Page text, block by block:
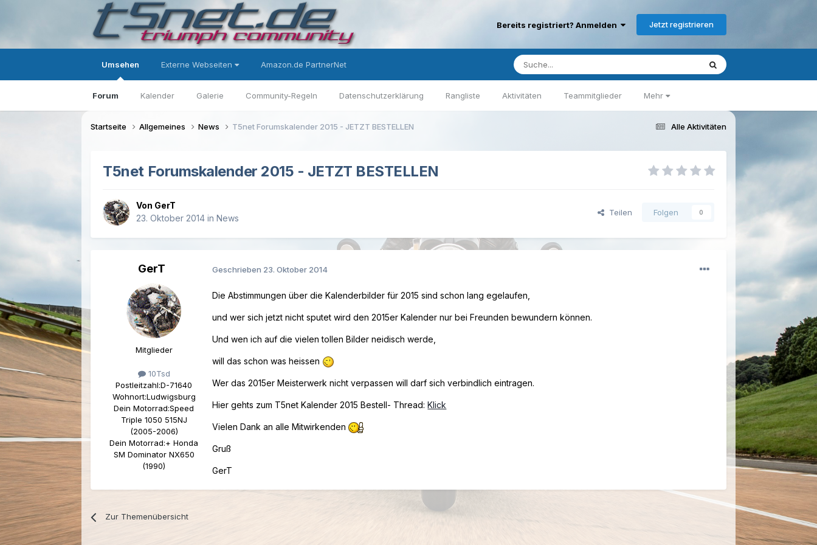
Bereits registriert? Anmelden Jetzt registrieren
Umsehen
Forum Kalender Galerie Community-Regeln Datenschutzerklärung Rangliste Aktivitäten Teammitglieder Mehr
Externe Webseiten Amazon.de PartnerNet
Alle Aktivitäten
Startseite Allgemeines News T5net Forumskalender 2015 - JETZT BESTELLEN
T5net Forumskalender 2015 - JETZT BESTELLEN
Von GerT
23. Oktober 2014 inNews
Teilen Folgen 0
GerT
Mitglieder
10Tsd
Postleitzahl:D-71640
Wohnort:Ludwigsburg
Dein Motorrad:Speed
Triple 1050 515NJ
(2005-2006)
Dein Motorrad:+ Honda
SM Dominator NX650
(1990)
Geschrieben 23. Oktober 2014
Die Abstimmungen über die Kalenderbilder für 2015 sind schon lang egelaufen,
und wer sich jetzt nicht sputet wird den 2015er Kalender nur bei Freunden bewundern können.
Und wen ich auf die vielen tollen Bilder neidisch werde,
will das schon was heissen
Wer das 2015er Meisterwerk nicht verpassen will darf sich verbindlich eintragen.
Hier gehts zum T5net Kalender 2015 Bestell- Thread:Klick
Vielen Dank an alle Mitwirkenden
Gruß
GerT
Zur Themenübersicht